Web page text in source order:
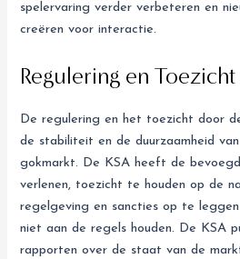
spelervaring verder verbeteren en
creëren voor interactie.
Regulering en Toezicht
De regulering en het toezicht door
de stabiliteit en de duurzaamheid
gokmarkt. De KSA heeft de
verlenen, toezicht te houden op de
regelgeving en sancties op te
niet aan de regels houden. De KSA
rapporten over de staat van de